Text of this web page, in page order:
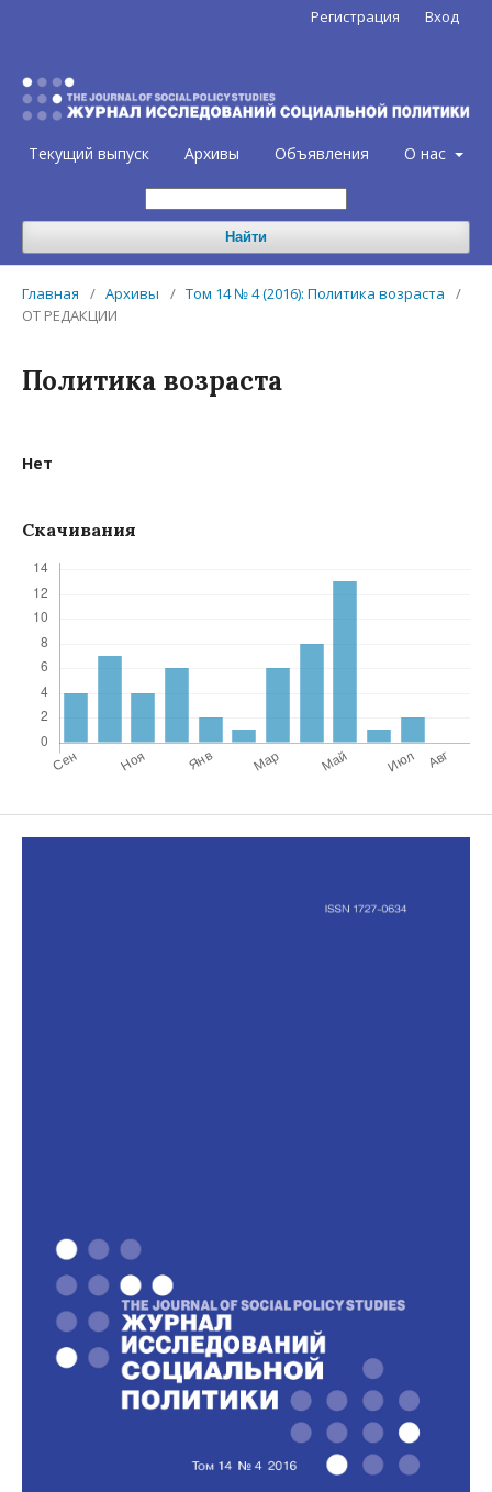
Текущий выпуск Архивы Объявления О нас
Найти
Регистрация Вход
Главная / Архивы / Том 14 № 4 (2016): Политика возраста
/
ОТ РЕДАКЦИИ
Политика возраста
Нет
Скачивания